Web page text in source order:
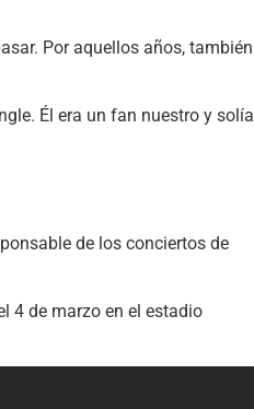
Por aquellos años, también
Él era un fan nuestro y solía
de los conciertos de
4 de marzo en el estadio